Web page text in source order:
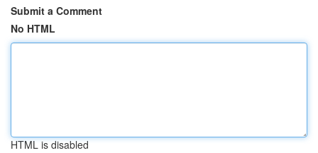
Submit a Comment
No HTML
HTML is disabled